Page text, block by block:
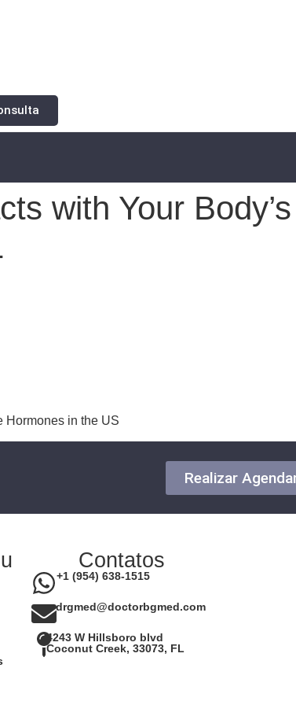
with Your
Hormones in the US
Realizar
Contatos
+1 (954) 638-1515
drgmed@doctorbgmed.com
4243 W Hillsboro blvd
Coconut Creek, 33073, FL